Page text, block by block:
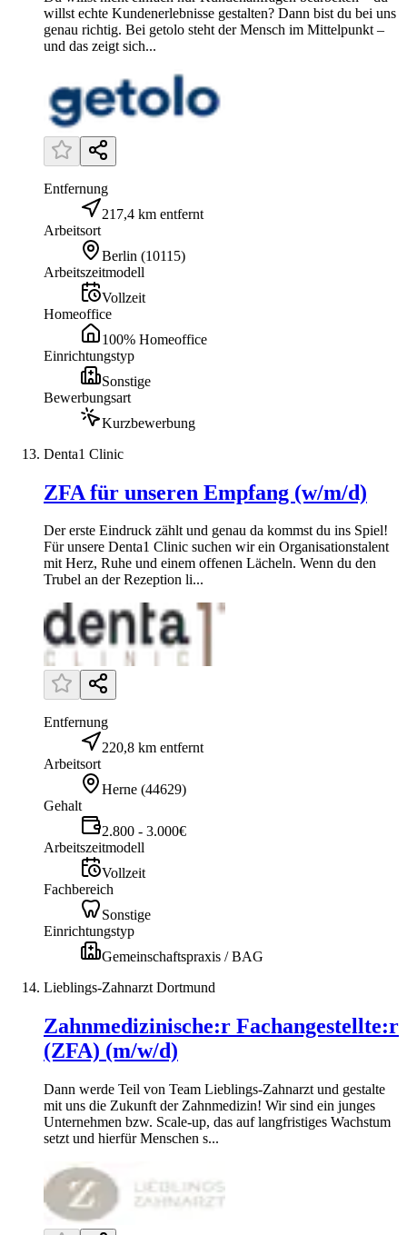
willst echte Kundenerlebnisse gestalten? Dann bist du bei uns
genau richtig. Bei getolo steht der Mensch im Mittelpunkt –
und das zeigt sich...
Entfernung
217,4 km entfernt
Arbeitsort
Berlin (10115)
Arbeitszeitmodell
Vollzeit
Homeoffice
100% Homeoffice
Einrichtungstyp
Sonstige
Bewerbungsart
Kurzbewerbung
Denta1 Clinic
ZFA für unseren Empfang (w/m/d)
Der erste Eindruck zählt und genau da kommst du ins Spiel!
Für unsere Denta1 Clinic suchen wir ein Organisationstalent
mit Herz, Ruhe und einem offenen Lächeln. Wenn du den
Trubel an der Rezeption li...
Entfernung
220,8 km entfernt
Arbeitsort
Herne (44629)
Gehalt
2.800 - 3.000€
Arbeitszeitmodell
Vollzeit
Fachbereich
Sonstige
Einrichtungstyp
Gemeinschaftspraxis / BAG
Lieblings-Zahnarzt Dortmund
Zahnmedizinische:r Fachangestellte:r
(ZFA) (m/w/d)
Dann werde Teil von Team Lieblings-Zahnarzt und gestalte
mit uns die Zukunft der Zahnmedizin! Wir sind ein junges
Unternehmen bzw. Scale-up, das auf langfristiges Wachstum
setzt und hierfür Menschen s...